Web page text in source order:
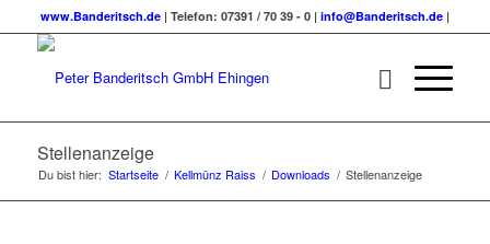
www.Banderitsch.de| Telefon: 07391 / 70 39 - 0 | info@Banderitsch.de |
Stellenanzeige
Du bist hier: Startseite / Kellmünz Raiss / Downloads / Stellenanzeige